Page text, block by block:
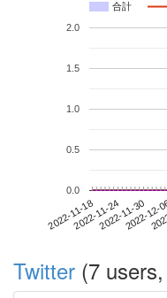
合計
2022-11-182022-11-242022-11-30
2022-
0.0
0.5
1.0
1.5
2.0
Twitter (7